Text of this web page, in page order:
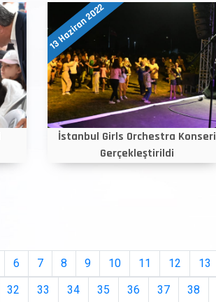
13 Haziran 2022
İstanbul Girls Orchestra Konseri
Gerçekleştirildi
6 7 8 9 10 11 12 13
32 33 34 35 36 37 38